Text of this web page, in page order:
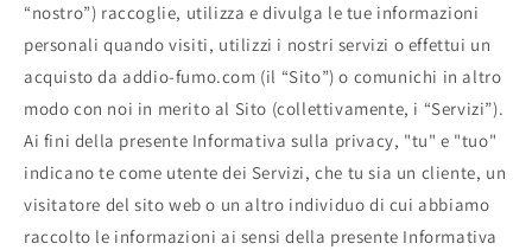
“nostro”) raccoglie, utilizza e divulga le tue informazioni
personali quando visiti, utilizzi i nostri servizi o effettui un
acquisto da addio-fumo.com (il “Sito”) o comunichi in altro
modo con noi in merito al Sito (collettivamente, i “Servizi”).
Ai fini della presente Informativa sulla privacy, "tu" e "tuo"
indicano te come utente dei Servizi, che tu sia un cliente, un
visitatore del sito web o un altro individuo di cui abbiamo
raccolto le informazioni ai sensi della presente Informativa